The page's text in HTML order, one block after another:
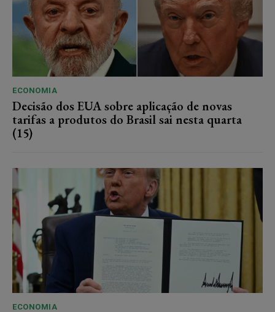
ECONOMIA
Decisão dos EUA sobre aplicação de novas
tarifas a produtos do Brasil sai nesta quarta
(15)
ECONOMIA